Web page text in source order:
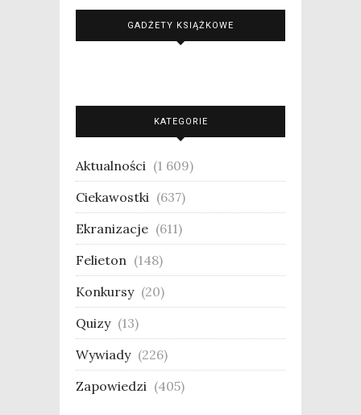
GADŻETY KSIĄŻKOWE
KATEGORIE
Aktualności (1 609)
Ciekawostki (637)
Ekranizacje (611)
Felieton (148)
Konkursy (20)
Quizy (13)
Wywiady (226)
Zapowiedzi (405)